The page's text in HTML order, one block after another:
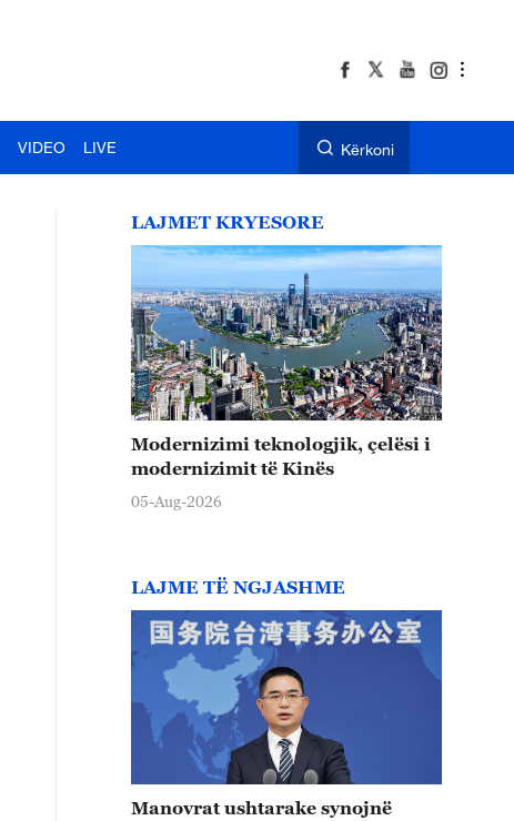
VIDEO LIVE Kërkoni
LAJMET KRYESORE
Modernizimi teknologjik, çelësi i
modernizimit të Kinës
05-Aug-2026
LAJME TË NGJASHME
Manovrat ushtarake synojnë